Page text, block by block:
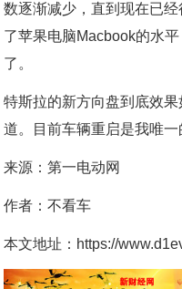
数逐渐减少，直到现在已
了苹果电脑Macbook的水
了。
特斯拉的新方向盘到底效
道。目前车辆重启是我唯一
来源：第一电动网
作者：不看车
本文地址：https://